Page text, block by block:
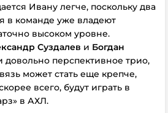
Ивану легче, поскольку два
в команде уже владеют
высоком уровне.
Суздалев и Богдан
довольно перспективное трио,
может стать еще крепче,
всего, будут играть в
в АХЛ.